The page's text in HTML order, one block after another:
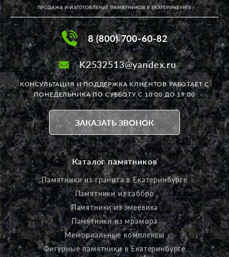
Востоке я 2 года не могла найти
исполнителя на макет заказа, а Наталья
взялась. Рекомендую! Анжелика
8 (800) 700-60-82
K2532513@yandex.ru
КОНСУЛЬТАЦИЯ И ПОДДЕРЖКА КЛИЕНТОВ РАБОТАЕТС
ПОНЕДЕЛЬНИКА ПО СУББОТУ С 10:00 ДО 19:00
ЗАКАЗАТЬ ЗВОНОК
Каталог памятников
Памятники из гранита в Екатеринбурге
Памятники из габбро
Памятники из змеевика
Памятники из мрамора
Мемориальные комплексы
Фигурные памятники в Екатеринбурге